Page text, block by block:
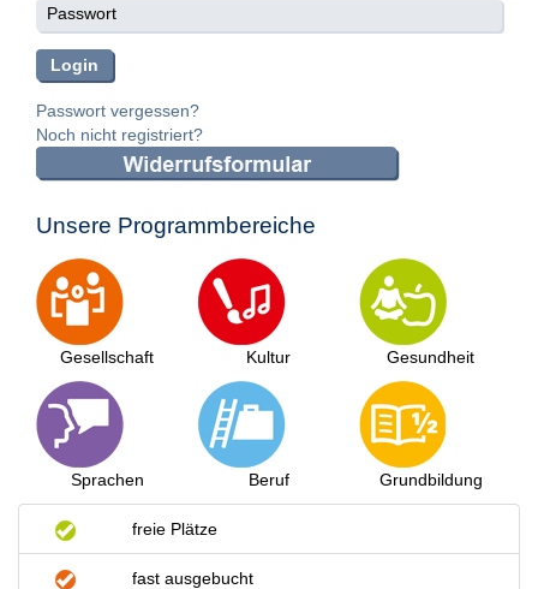
Passwort vergessen?
Noch nicht registriert?
Unsere Programmbereiche
Gesellschaft
Sprachen
Kultur
Beruf
Gesundheit
Grundbildung
freie Plätze
fast ausgebucht